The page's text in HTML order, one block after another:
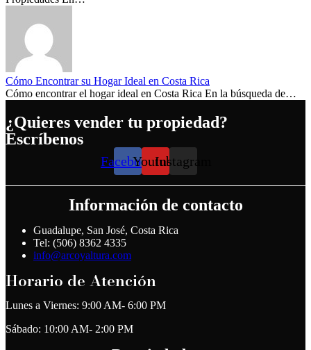
Cómo Encontrar su Hogar Ideal en Costa Rica
Cómo encontrar el hogar ideal en Costa Rica En la búsqueda de…
¿Quieres vender tu propiedad?
Escríbenos
FacebookYoutubeInstagram
Información de contacto
Guadalupe, San José, Costa Rica
Tel: (506) 8362 4335
info@arcoyaltura.com
Horario de Atención
Lunes a Viernes: 9:00 AM- 6:00 PM
Sábado: 10:00 AM- 2:00 PM